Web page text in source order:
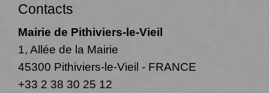
Contacts
Mairie de Pithiviers-le-Vieil
1, Allée de la Mairie
45300 Pithiviers-le-Vieil - FRANCE
+33 2 38 30 25 12